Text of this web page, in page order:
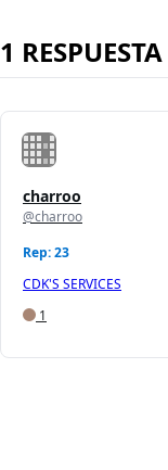
1 RESPUESTA
charroo
@charroo
Rep: 23
CDK'S SERVICES
1